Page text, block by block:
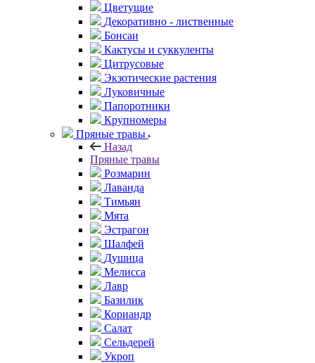
Цветущие
Декоративно - лиственные
Бонсаи
Кактусы и суккуленты
Цитрусовые
Экзотические растения
Луковичные
Папоротники
Крупномеры
Пряные травы
Назад
Пряные травы
Розмарин
Лаванда
Тимьян
Мята
Эстрагон
Шалфей
Душица
Мелисса
Лавр
Базилик
Кориандр
Салат
Сельдерей
Укроп